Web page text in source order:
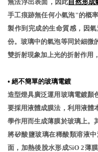
無法浮出表面，因此自然形成
手工痕跡無任何小氣泡"的概
製作到完成的生命質感，因
份。玻璃中的氣泡等同於細微
雙折射現象加上光的折射作用
• 絕不簡單的玻璃電鍍
造型燈具廣泛運用玻璃電鍍顏
要採用液體成膜法，利用液體
學作用而生成薄膜於玻璃上。
將矽酸鹽玻璃在稀酸類溶液
面，加熱後脫水形成SiO 2薄